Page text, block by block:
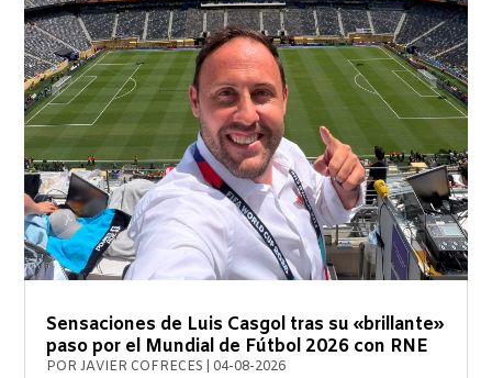
Sensaciones de Luis Casgol tras su «brillante»
paso por el Mundial de Fútbol 2026 con RNE
PORJAVIER COFRECES 04-08-2026